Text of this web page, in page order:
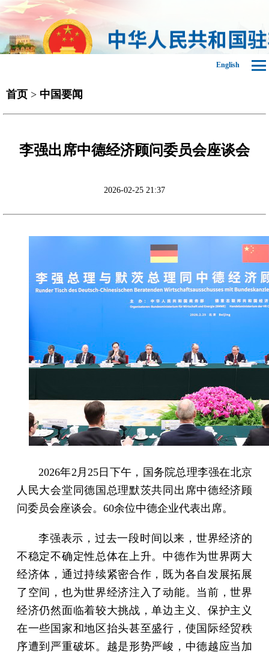
English
首页 > 中国要闻
李强出席中德经济顾问委员会座谈会
2026-02-25 21:37
2026年2月25日下午，国务院总理李强在北京
人民大会堂同德国总理默茨共同出席中德经济顾
问委员会座谈会。60余位中德企业代表出席。
李强表示，过去一段时间以来，世界经济的
不稳定不确定性总体在上升。中德作为世界两大
经济体，通过持续紧密合作，既为各自发展拓展
了空间，也为世界经济注入了动能。当前，世界
经济仍然面临着较大挑战，单边主义、保护主义
在一些国家和地区抬头甚至盛行，使国际经贸秩
序遭到严重破坏。越是形势严峻，中德越应当加